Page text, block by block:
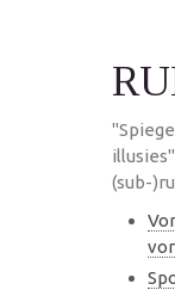
(sub-